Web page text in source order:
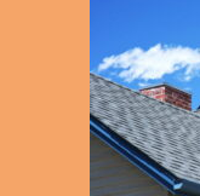
Dachfenster
Dachgauben
Dachisolierung
Appen Moorrege
Bad Bramstedt
Barmbek
Barmstedt
Elmshorn
Eppendorf